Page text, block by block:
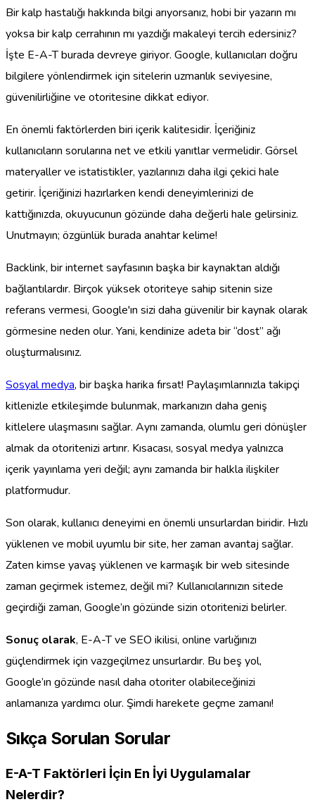
Bir kalp hastalığı hakkında bilgi arıyorsanız, hobi bir yazarın mı
yoksa bir kalp cerrahının mı yazdığı makaleyi tercih edersiniz?
İşte E-A-T burada devreye giriyor. Google, kullanıcıları doğru
bilgilere yönlendirmek için sitelerin uzmanlık seviyesine,
güvenilirliğine ve otoritesine dikkat ediyor.
En önemli faktörlerden biri içerik kalitesidir. İçeriğiniz
kullanıcıların sorularına net ve etkili yanıtlar vermelidir. Görsel
materyaller ve istatistikler, yazılarınızı daha ilgi çekici hale
getirir. İçeriğinizi hazırlarken kendi deneyimlerinizi de
kattığınızda, okuyucunun gözünde daha değerli hale gelirsiniz.
Unutmayın; özgünlük burada anahtar kelime!
Backlink, bir internet sayfasının başka bir kaynaktan aldığı
bağlantılardır. Birçok yüksek otoriteye sahip sitenin size
referans vermesi, Google'ın sizi daha güvenilir bir kaynak olarak
görmesine neden olur. Yani, kendinize adeta bir “dost” ağı
oluşturmalısınız.
Sosyal medya, bir başka harika fırsat! Paylaşımlarınızla takipçi
kitlenizle etkileşimde bulunmak, markanızın daha geniş
kitlelere ulaşmasını sağlar. Aynı zamanda, olumlu geri dönüşler
almak da otoritenizi artırır. Kısacası, sosyal medya yalnızca
içerik yayınlama yeri değil; aynı zamanda bir halkla ilişkiler
platformudur.
Son olarak, kullanıcı deneyimi en önemli unsurlardan biridir. Hızlı
yüklenen ve mobil uyumlu bir site, her zaman avantaj sağlar.
Zaten kimse yavaş yüklenen ve karmaşık bir web sitesinde
zaman geçirmek istemez, değil mi? Kullanıcılarınızın sitede
geçirdiği zaman, Google’ın gözünde sizin otoritenizi belirler.
Sonuç olarak, E-A-T ve SEO ikilisi, online varlığınızı
güçlendirmek için vazgeçilmez unsurlardır. Bu beş yol,
Google’ın gözünde nasıl daha otoriter olabileceğinizi
anlamanıza yardımcı olur. Şimdi harekete geçme zamanı!
Sıkça Sorulan Sorular
E-A-T Faktörleri İçin En İyi Uygulamalar
Nelerdir?